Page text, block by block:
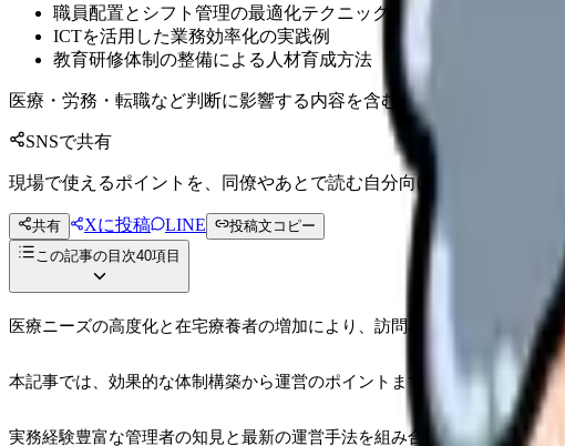
職員配置とシフト管理の最適化テクニック
ICTを活用した業務効率化の実践例
教育研修体制の整備による人材育成方法
医療・労務・転職など判断に影響する内容を含むため、制度やサー
SNSで共有
現場で使えるポイントを、同僚やあとで読む自分向けに残せます。
共有 Xに投稿 LINE
投稿文コピー
この記事の目次40項目
医療ニーズの高度化と在宅療養者の増加により、訪問看護ステーション
本記事では、効果的な体制構築から運営のポイントまで、実践的なガイド
実務経験豊富な管理者の知見と最新の運営手法を組み合わせることで、持